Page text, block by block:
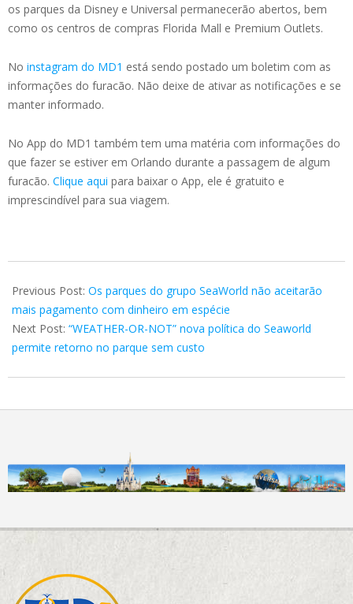
os parques da Disney e Universal permanecerão abertos, bem
como os centros de compras Florida Mall e Premium Outlets.
No instagram do MD1 está sendo postado um boletim com as
informações do furacão. Não deixe de ativar as notificações e se
manter informado.
No App do MD1 também tem uma matéria com informações do
que fazer se estiver em Orlando durante a passagem de algum
furacão. Clique aqui para baixar o App, ele é gratuito e
imprescindível para sua viagem.
08-
30
Previous Post: Os parques do grupo SeaWorld não aceitarão
mais pagamento com dinheiro em espécie
Next Post: “WEATHER-OR-NOT” nova política do Seaworld
permite retorno no parque sem custo